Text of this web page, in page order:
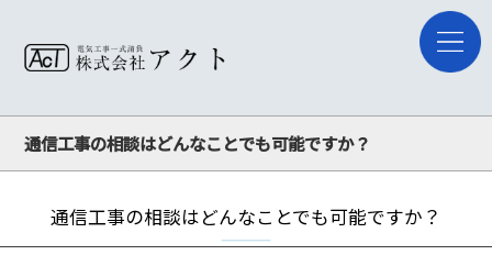
通信工事の相談はどんなことでも可能ですか？
通信工事の相談はどんなことでも可能ですか？